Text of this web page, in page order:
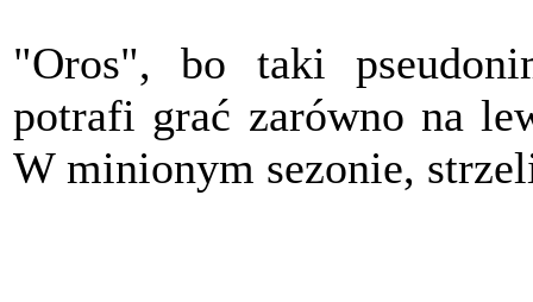
"Oros", bo taki
potrafi grać zarówno na
W minionym sezonie,